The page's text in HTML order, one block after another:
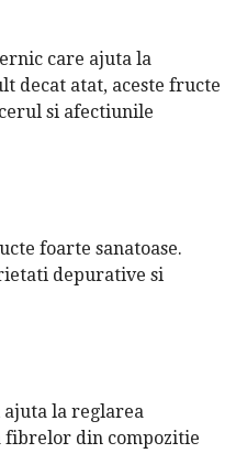
care ajuta la
decat atat, aceste fructe
si afectiunile
foarte sanatoase.
depurative si
ajuta la reglarea
fibrelor din compozitie